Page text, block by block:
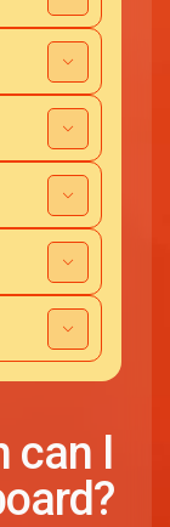
can I